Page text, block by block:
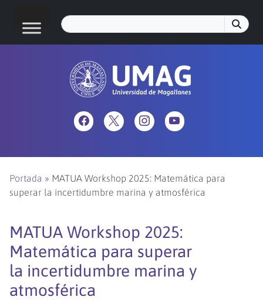
Portada » MATUA Workshop 2025: Matemática para
superar la incertidumbre marina y atmosférica
MATUA Workshop 2025:
Matemática para superar
la incertidumbre marina y
atmosférica